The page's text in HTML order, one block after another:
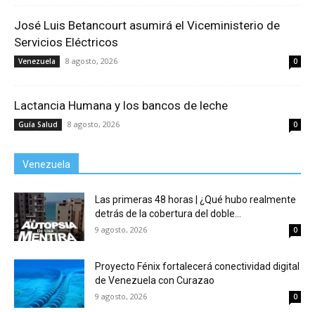
José Luis Betancourt asumirá el Viceministerio de
Servicios Eléctricos
Venezuela 8 agosto, 2026 0
Lactancia Humana y los bancos de leche
Guía Salud 8 agosto, 2026 0
Venezuela
Las primeras 48 horas | ¿Qué hubo realmente
detrás de la cobertura del doble...
9 agosto, 2026 0
Proyecto Fénix fortalecerá conectividad digital
de Venezuela con Curazao
9 agosto, 2026 0